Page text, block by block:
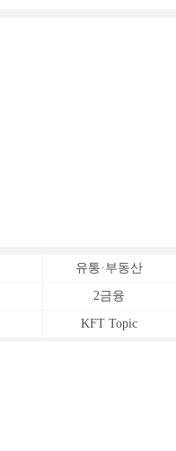
유통·부동산
2금융
KFT Topic